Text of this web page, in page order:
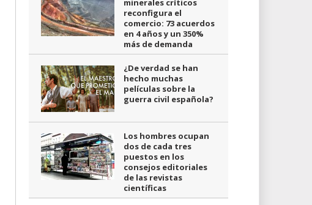
minerales críticos
reconfigura el
comercio: 73 acuerdos
en 4 años y un 350%
más de demanda
¿De verdad se han
hecho muchas
películas sobre la
guerra civil española?
Los hombres ocupan
dos de cada tres
puestos en los
consejos editoriales
de las revistas
científicas